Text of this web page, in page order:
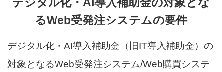
るWeb受発注システムの要件
デジタル化・AI導入補助金（旧IT導入補助金）の
対象となるWeb受発注システム/Web購買システ